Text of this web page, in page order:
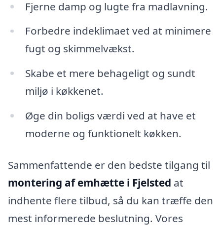
Fjerne damp og lugte fra madlavning.
Forbedre indeklimaet ved at minimere
fugt og skimmelvækst.
Skabe et mere behageligt og sundt
miljø i køkkenet.
Øge din boligs værdi ved at have et
moderne og funktionelt køkken.
Sammenfattende er den bedste tilgang til
montering af emhætte i Fjelsted at
indhente flere tilbud, så du kan træffe den
mest informerede beslutning. Vores